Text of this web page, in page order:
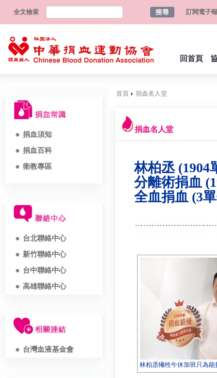
全文檢索 訂閱電子報
回首頁
捐血須知
捐血百科
衛教專區
台北聯絡中心
新竹聯絡中心
台中聯絡中心
高雄聯絡中心
台灣血液基金會
首頁 捐血名人堂
捐血名人堂
林柏丞 (1904
分離術捐血
全血捐血 (3
林柏丞犧牲午休加班只為